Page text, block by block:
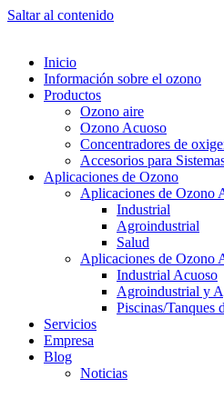
Saltar al contenido
Inicio
Información sobre el ozono
Productos
Ozono aire
Ozono Acuoso
Concentradores de
Accesorios para
Aplicaciones de Ozono
Aplicaciones de Ozono
Industrial
Agroindustrial
Salud
Aplicaciones de Ozono
Industrial Acuoso
Agroindustrial y
Piscinas/Tanques
Servicios
Empresa
Blog
Noticias